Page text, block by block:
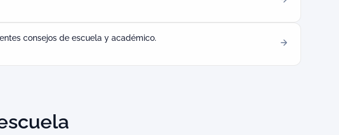
consejos de escuela y académico.